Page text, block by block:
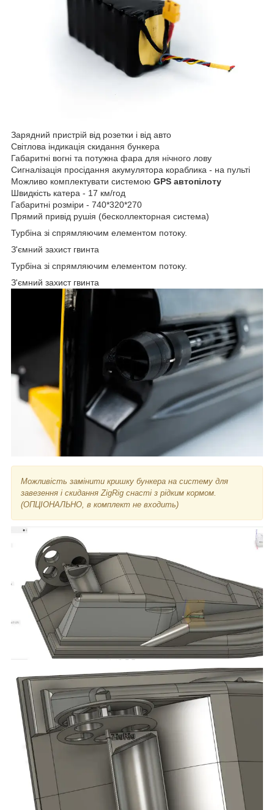
Зарядний пристрій від розетки і від авто
Світлова індикація скидання бункера
Габаритні вогні та потужна фара для нічного лову
Сигналізація просідання акумулятора кораблика - на пульті
Можливо комплектувати системою GPS автопілоту
Швидкість катера - 17 км/год
Габаритні розміри - 740*320*270
Прямий привід рушія (бесколлекторная система)
Турбіна зі спрямляючим елементом потоку.
З'ємний захист гвинта
Турбіна зі спрямляючим елементом потоку.
З'ємний захист гвинта
Можливість замінити кришку бункера на систему для
завезення і скидання ZigRig снасті з рідким кормом.
(ОПЦІОНАЛЬНО, в комплект не входить)